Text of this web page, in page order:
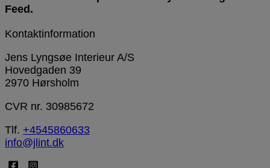
Feed.
Kontaktinformation
Jens Lyngsøe Interieur A/S
Hovedgaden 39
2970 Hørsholm
CVR nr. 30985672
Tlf. +4545860633
info@jlint.dk